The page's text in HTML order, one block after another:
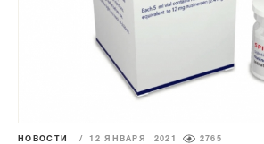
НОВОСТИ / 12 ЯНВАРЯ 2021 2765